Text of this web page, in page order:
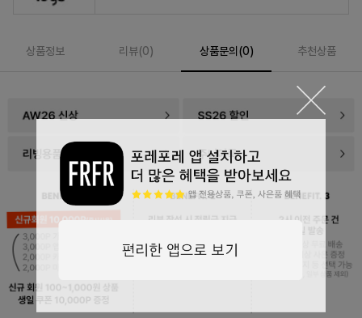
상품정보 리뷰(0) 상품문의(0) 추천상품